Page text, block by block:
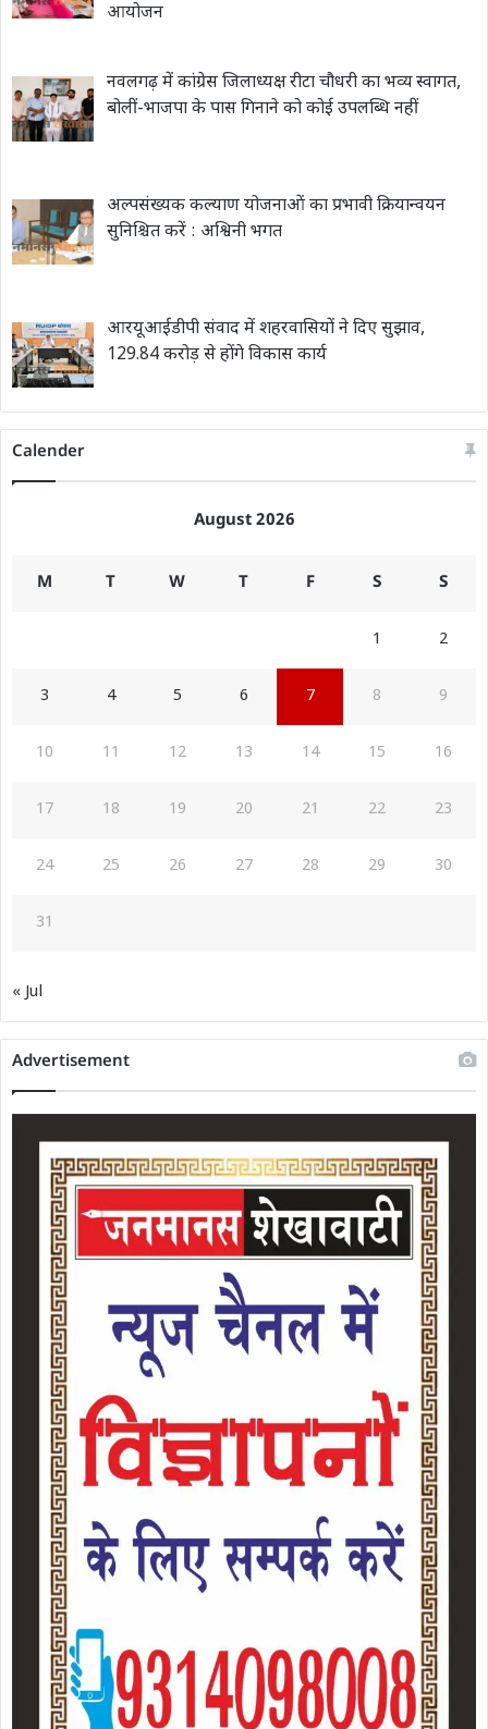
आयोजन
नवलगढ़ में कांग्रेस जिलाध्यक्ष रीटा चौधरी का भव्य स्वागत,
बोलीं-भाजपा के पास गिनाने को कोई उपलब्धि नहीं
अल्पसंख्यक कल्याण योजनाओं का प्रभावी क्रियान्वयन
सुनिश्चित करें : अश्विनी भगत
आरयूआईडीपी संवाद में शहरवासियों ने दिए सुझाव,
129.84 करोड़ से होंगे विकास कार्य
Calender
August 2026
M T W T F S S
1 2
3 4 5 6 7 8 9
10 11 12 13 14 15 16
17 18 19 20 21 22 23
24 25 26 27 28 29 30
31
« Jul
Advertisement